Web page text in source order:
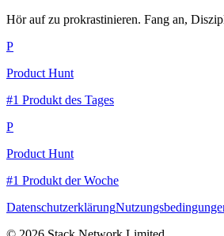
Hör auf zu prokrastinieren. Fang an,
P
Product Hunt
#1 Produkt des Tages
P
Product Hunt
#1 Produkt der Woche
Datenschutzerklärung